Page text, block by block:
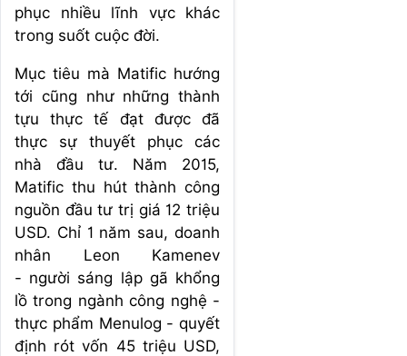
phục nhiều lĩnh vực khác
trong suốt cuộc đời.
Mục tiêu mà Matific hướng
tới cũng như những thành
tựu thực tế đạt được đã
thực sự thuyết phục các
nhà đầu tư. Năm 2015,
Matific thu hút thành công
nguồn đầu tư trị giá 12 triệu
USD. Chỉ 1 năm sau, doanh
nhân Leon Kamenev
- người sáng lập gã khổng
lồ trong ngành công nghệ -
thực phẩm Menulog - quyết
định rót vốn 45 triệu USD,